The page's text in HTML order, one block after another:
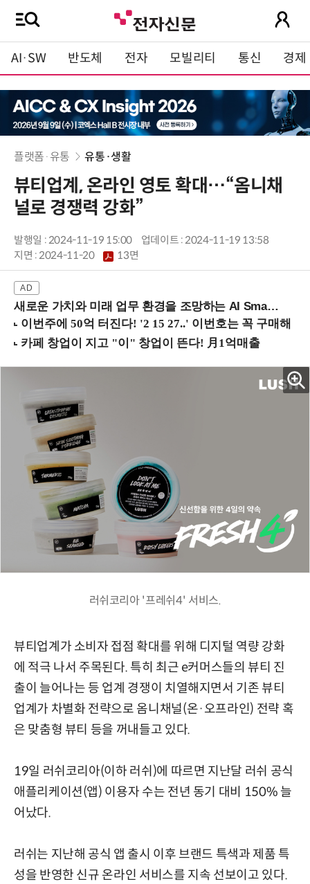
AI·SW 반도체 전자 모빌리티 통신 경제
플랫폼·유통 유통·생활
뷰티업계, 온라인 영토 확대…“옴니채
널로 경쟁력 강화”
발행일 : 2024-11-19 15:00
업데이트 : 2024-11-19 13:58
지면 :2024-11-20 13면
새로운 가치와 미래 업무 환경을 조망하는 AI Smart Work Summit 2026 (9/11 코엑스)
러쉬코리아 '프레쉬4' 서비스.
뷰티업계가 소비자 접점 확대를 위해 디지털 역량 강화
에 적극 나서 주목된다. 특히 최근 e커머스들의 뷰티 진
출이 늘어나는 등 업계 경쟁이 치열해지면서 기존 뷰티
업계가 차별화 전략으로 옴니채널(온·오프라인) 전략 혹
은 맞춤형 뷰티 등을 꺼내들고 있다.
19일 러쉬코리아(이하 러쉬)에 따르면 지난달 러쉬 공식
애플리케이션(앱) 이용자 수는 전년 동기 대비 150% 늘
어났다.
러쉬는 지난해 공식 앱 출시 이후 브랜드 특색과 제품 특
성을 반영한 신규 온라인 서비스를 지속 선보이고 있다.